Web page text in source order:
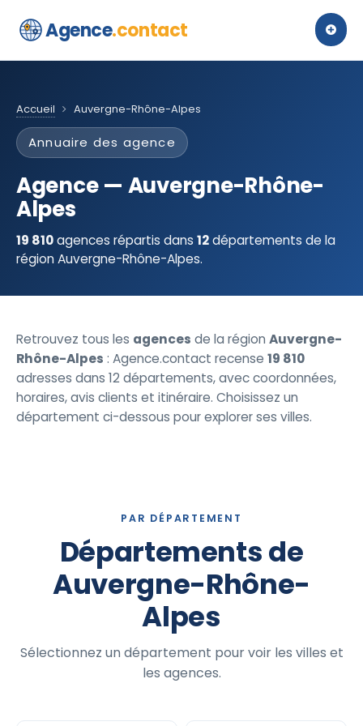
Agence.contact
Accueil Auvergne-Rhône-Alpes
Annuaire des agence
Agence — Auvergne-Rhône-
Alpes
19 810agences répartis dans 12départements de la
région Auvergne-Rhône-Alpes.
Retrouvez tous les agences de la région Auvergne-
Rhône-Alpes : Agence.contact recense 19 810
adresses dans 12 départements, avec coordonnées,
horaires, avis clients et itinéraire. Choisissez un
département ci-dessous pour explorer ses villes.
PAR DÉPARTEMENT
Départements de
Auvergne-Rhône-
Alpes
Sélectionnez un département pour voir les villes et
les agences.